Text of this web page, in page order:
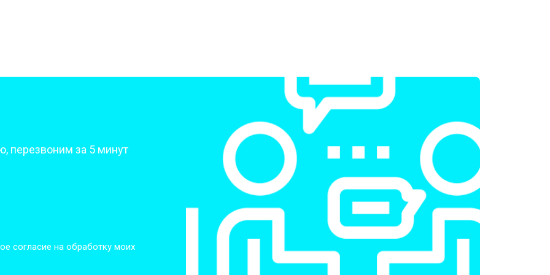
от 2200 ₽
от 1700 ₽ Заказать
от 2600 ₽ Заказать
от 60 мин Заказать
перезвоним за 5 минут
согласие на обработку моих